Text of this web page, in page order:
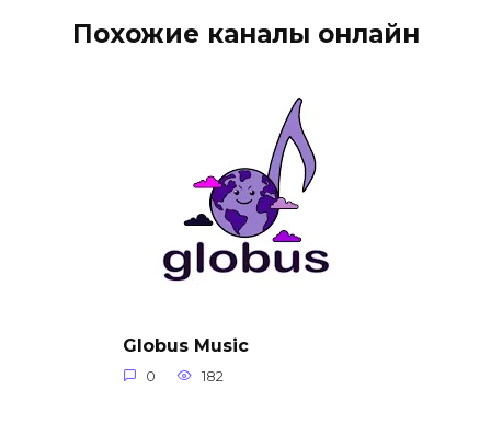
Похожие каналы онлайн
Globus Music
0 182